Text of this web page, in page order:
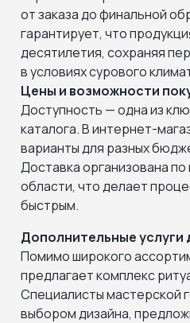
от заказа до финальной
гарантирует, что
десятилетия, сохраняя
в условиях сурового
Цены и возможности
Доступность — одна из
каталога. В интернет-
варианты для разных
Доставка организована
области, что делает
быстрым.
Дополнительные услуги
Помимо широкого
предлагает комплекс
Специалисты мастерской
выбором дизайна,